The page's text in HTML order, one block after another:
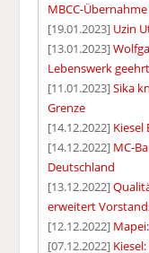
MBCC-
[19.01.2023] Uzin
[13.01.2023]
Lebenswerk geehrt
[11.01.2023]Sika
Grenze
[14.12.2022] Kiesel
[14.12.2022] MC-
Deutschland
[13.12.2022]
erweitert
[12.12.2022]
[07.12.2022]